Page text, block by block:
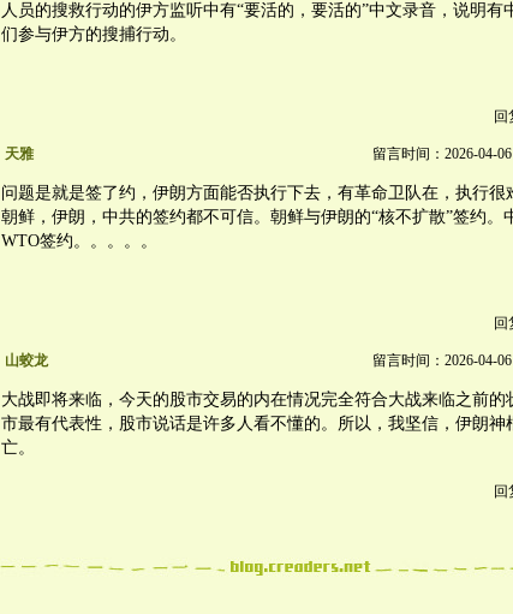
人员的搜救行动的伊方监听中有“要活的，要活的”中文录音，说明有
们参与伊方的搜捕行动。
回
天雅 留言时间：2026-04-06
问题是就是签了约，伊朗方面能否执行下去，有革命卫队在，执行很
朝鲜，伊朗，中共的签约都不可信。朝鲜与伊朗的“核不扩散”签约。
WTO签约。。。。。
回
山蛟龙 留言时间：2026-04-06
大战即将来临，今天的股市交易的内在情况完全符合大战来临之前的
市最有代表性，股市说话是许多人看不懂的。所以，我坚信，伊朗神
亡。
回